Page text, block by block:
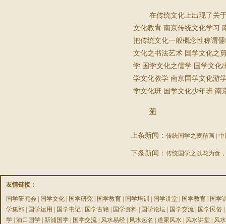
在传统文化上出现了关
文化教育 南京传统文化学习
把传统文化一般概念性称谓
文化之书法艺术 国学文化之
学 国学文化之儒学 国学文化
学文化教学 南京国学文化游
学文化班 国学文化少年班 南
菊
上条新闻： 传统国学之麦秸画 |
下条新闻： 传统国学之以花为食
友情链接：
国学研究会
国学文化 国学研究 国学教育 国学培训 国学讲堂 国学教育
国学
学集部
国学运用 国学书记 国学古籍 国学资料 国学论坛 国学交流 国学民俗
学 浦口国学 新浦国学 国学交流 风水易经 风水起名 道家风水 风水讲堂
风